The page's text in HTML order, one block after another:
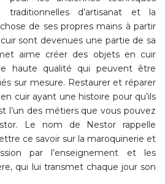
traditionnelles d’artisanat et la
de ses propres mains à partir
sont devenues une partie de sa
aime créer des objets en cuir
haute qualité qui peuvent être
sur mesure. Restaurer et réparer
cuir ayant une histoire pour qu’ils
l’un des métiers que vous pouvez
Le nom de Nestor rappelle
ce savoir sur la maroquinerie et
par l’enseignement et les
qui lui transmet chaque jour son